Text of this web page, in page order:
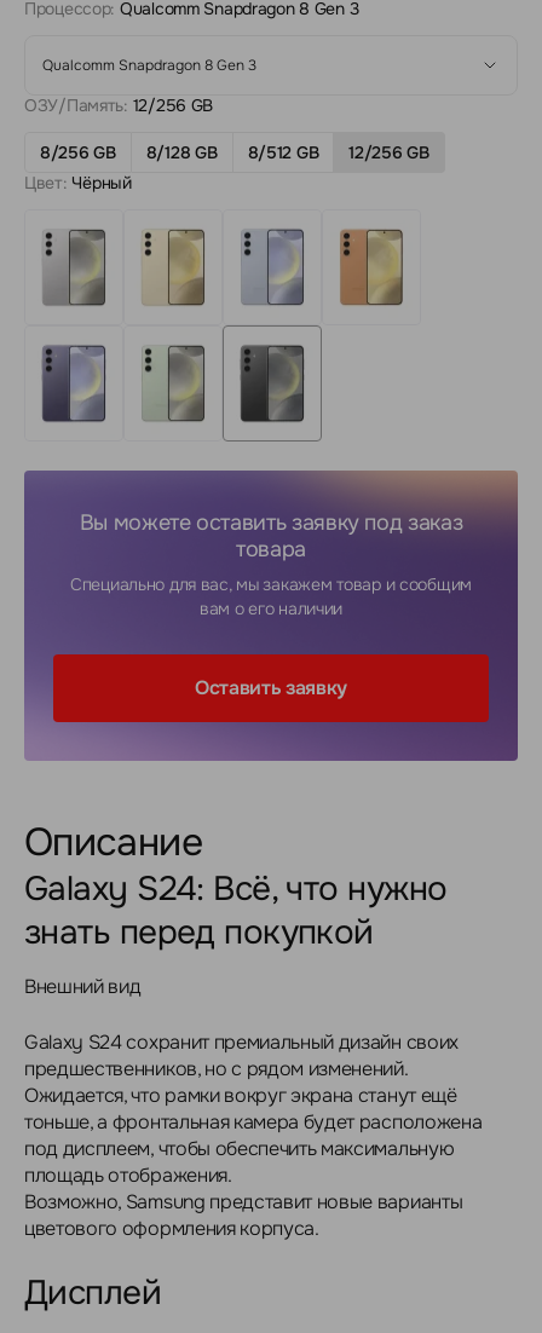
Процессор: Qualcomm Snapdragon 8 Gen 3
Qualcomm Snapdragon 8 Gen 3
ОЗУ/Память: 12/256 GB
8/256 GB 8/128 GB 8/512 GB
12/256 GB
Цвет: Чёрный
Вы можете оставить заявку под заказ
товара
Специально для вас, мы закажем товар и сообщим
вам о его наличии
Оставить заявку
Описание
Galaxy S24: Всё, что нужно
знать перед покупкой
Внешний вид
Galaxy S24 сохранит премиальный дизайн своих
предшественников, но с рядом изменений.
Ожидается, что рамки вокруг экрана станут ещё
тоньше, а фронтальная камера будет расположена
под дисплеем, чтобы обеспечить максимальную
площадь отображения.
Возможно, Samsung представит новые варианты
цветового оформления корпуса.
Дисплей